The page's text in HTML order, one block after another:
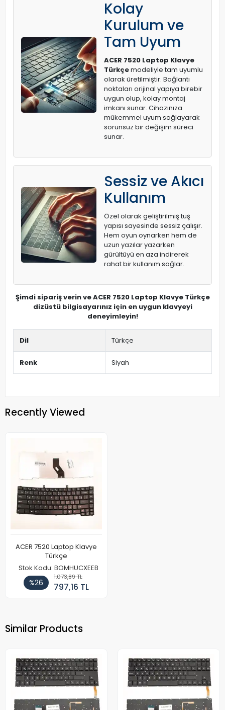
Kolay
Kurulum ve
Tam Uyum
ACER 7520 Laptop Klavye
Türkçemodeliyle tam uyumlu
olarak üretilmiştir. Bağlantı
noktaları orijinal yapıya birebir
uygun olup, kolay montaj
imkanı sunar. Cihazınıza
mükemmel uyum sağlayarak
sorunsuz bir değişim süreci
sunar.
Sessiz ve Akıcı
Kullanım
Özel olarak geliştirilmiş tuş
yapısı sayesinde sessiz çalışır.
Hem oyun oynarken hem de
uzun yazılar yazarken
gürültüyü en aza indirerek
rahat bir kullanım sağlar.
Şimdi sipariş verin ve ACER 7520 Laptop Klavye Türkçe
dizüstü bilgisayarınız için en uygun klavyeyi
deneyimleyin!
Dil Türkçe
Renk Siyah
Recently Viewed
ACER 7520 Laptop Klavye
Türkçe
Stok Kodu: BOMHUCXEEB
%26
1.073,89 TL
797,16 TL
Similar Products